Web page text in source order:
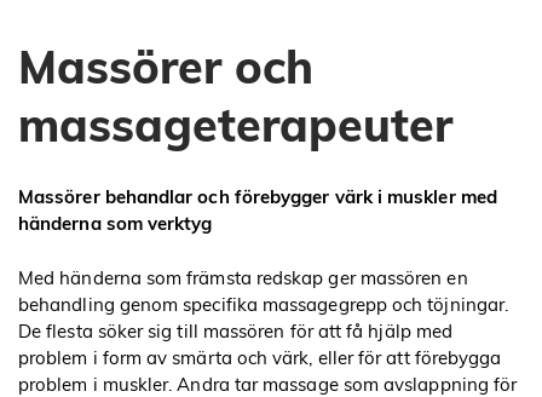
Massörer och
massageterapeuter
Massörer behandlar och förebygger värk i muskler med
händerna som verktyg
Med händerna som främsta redskap ger massören en
behandling genom specifika massagegrepp och töjningar.
De flesta söker sig till massören för att få hjälp med
problem i form av smärta och värk, eller för att förebygga
problem i muskler. Andra tar massage som avslappning för